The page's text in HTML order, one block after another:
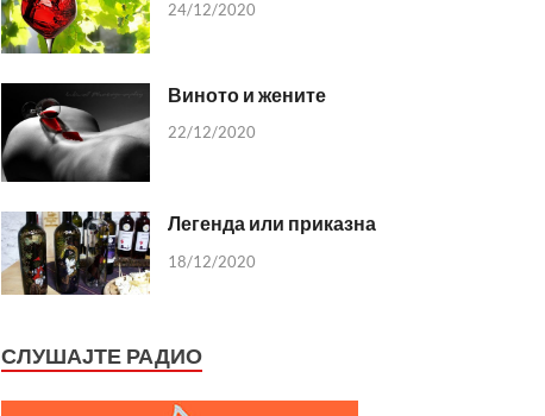
24/12/2020
Виното и жените
22/12/2020
Легенда или приказна
18/12/2020
СЛУШАЈТЕ РАДИО